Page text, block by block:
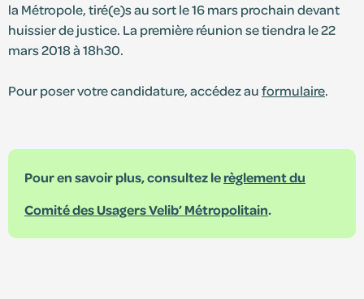
la Métropole, tiré(e)s au sort le 16 mars prochain devant
huissier de justice. La première réunion se tiendra le 22
mars 2018 à 18h30.
Pour poser votre candidature, accédez auformulaire.
Pour en savoir plus, consultez lerèglement du
Comité des Usagers Velib’ Métropolitain.